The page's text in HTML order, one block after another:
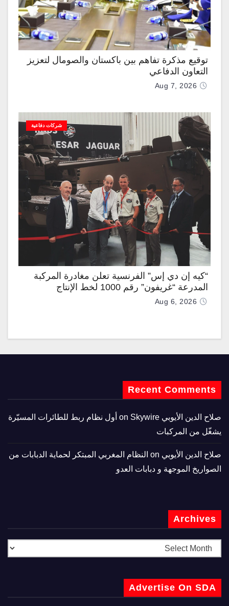
توقيع مذكرة تفاهم بين باكستان والصومال لتعزيز
التعاون الدفاعي
Aug 7, 2026
شركات دفاعية
“كيه إن دي إس” الفرنسية تعلن مغادرة المركبة
المدرعة “غريفون” رقم 1000 لخط الإنتاج
Aug 6, 2026
Recent Comments
صلاح الدين الأيوبي
Skywire أول نظام ربط للطائرات المسيّرة
يشغّل من المركبات
صلاح الدين الأيوبي
النظام المغربي المبتكر لحماية الدبابات من
الصواريخ الموجهة و دبابات العدو
Archives
Advertise On SDA